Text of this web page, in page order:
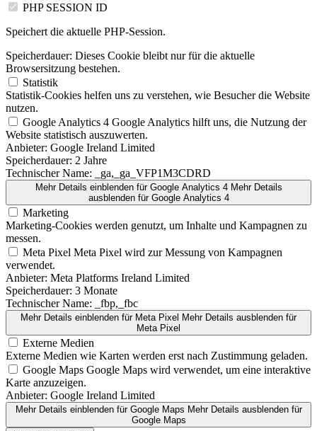
PHP SESSION ID
Speichert die aktuelle PHP-Session.
Speicherdauer: Dieses Cookie bleibt nur für die aktuelle
Browsersitzung bestehen.
Statistik
Statistik-Cookies helfen uns zu verstehen, wie Besucher die Website
nutzen.
Google Analytics 4 Google Analytics hilft uns, die Nutzung der
Website statistisch auszuwerten.
Anbieter: Google Ireland Limited
Speicherdauer: 2 Jahre
Technischer Name: _ga,_ga_VFP1M3CDRD
Mehr Details einblendenfür Google Analytics 4 Mehr Details
ausblendenfür Google Analytics 4
Marketing
Marketing-Cookies werden genutzt, um Inhalte und Kampagnen zu
messen.
Meta Pixel Meta Pixel wird zur Messung von Kampagnen
verwendet.
Anbieter: Meta Platforms Ireland Limited
Speicherdauer: 3 Monate
Technischer Name: _fbp,_fbc
Mehr Details einblenden für Meta Pixel Mehr Details ausblenden für
Meta Pixel
Externe Medien
Externe Medien wie Karten werden erst nach Zustimmung geladen.
Google Maps Google Maps wird verwendet, um eine interaktive
Karte anzuzeigen.
Anbieter: Google Ireland Limited
Mehr Details einblendenfür Google Maps Mehr Details ausblendenfür
Google Maps